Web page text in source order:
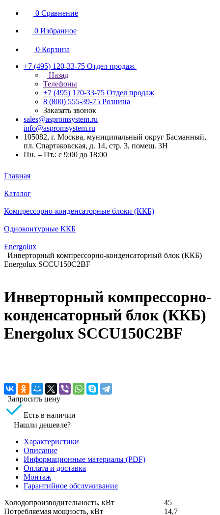
0 Сравнение
0 Избранное
0 Корзина
+7 (495) 120-33-75 Отдел продаж
Назад
Телефоны
+7 (495) 120-33-75 Отдел продаж
8 (800) 555-39-75 Розница
Заказать звонок
sales@aspromsystem.ru
info@aspromsystem.ru
105082, г. Москва, муниципальный округ Басманный,
пл. Спартаковская, д. 14, стр. 3, помещ. 3Н
Пн. – Пт.: с 9:00 до 18:00
Главная
Каталог
Компрессорно-конденсаторные блоки (ККБ)
Одноконтурные ККБ
Energolux
Инверторный компрессорно-конденсаторный блок (ККБ)
Energolux SCCU150C2BF
Инверторный компрессорно-
конденсаторный блок (ККБ)
Energolux SCCU150C2BF
Запросить цену
Есть в наличии
Нашли дешевле?
Характеристики
Описание
Информационные материалы (PDF)
Оплата и доставка
Монтаж
Гарантийное обслуживание
Холодопроизводительность, кВт
45
Потребляемая мощность, кВт
14,7